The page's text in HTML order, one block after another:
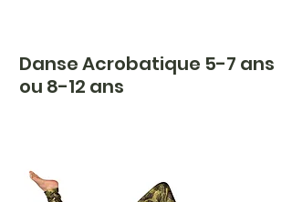
Danse Acrobatique 5-7 ans
ou 8-12 ans